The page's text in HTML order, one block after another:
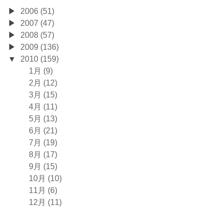
2006 (51)
2007 (47)
2008 (57)
2009 (136)
2010 (159)
1月 (9)
2月 (12)
3月 (15)
4月 (11)
5月 (13)
6月 (21)
7月 (19)
8月 (17)
9月 (15)
10月 (10)
11月 (6)
12月 (11)